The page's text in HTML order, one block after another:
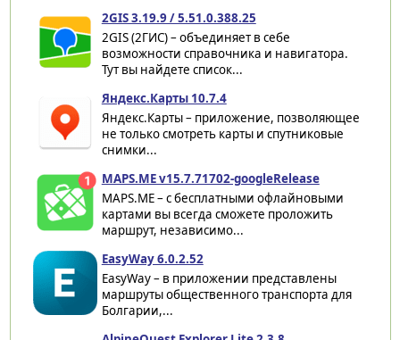
2GIS 3.19.9 / 5.51.0.388.25
2GIS (2ГИС) – объединяет в себе
возможности справочника и навигатора.
Тут вы найдете список...
Яндекс.Карты 10.7.4
Яндекс.Карты – приложение, позволяющее
не только смотреть карты и спутниковые
снимки...
MAPS.ME v15.7.71702-googleRelease
MAPS.ME – с бесплатными офлайновыми
картами вы всегда сможете проложить
маршрут, независимо...
EasyWay 6.0.2.52
EasyWay – в приложении представлены
маршруты общественного транспорта для
Болгарии,...